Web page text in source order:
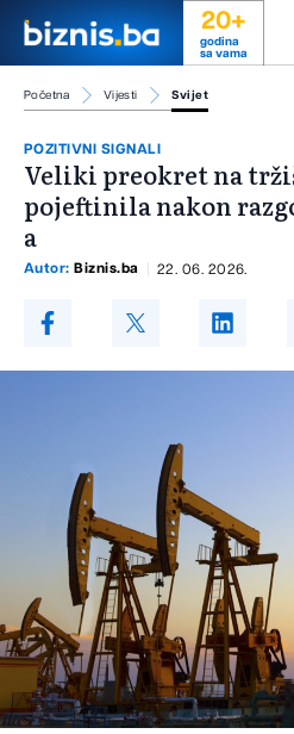
20+
godina
sa vama
Početna Vijesti Svijet
POZITIVNI SIGNALI
Veliki preokret na
pojeftinila nakon
a
Autor: Biznis.ba 22. 06. 2026.